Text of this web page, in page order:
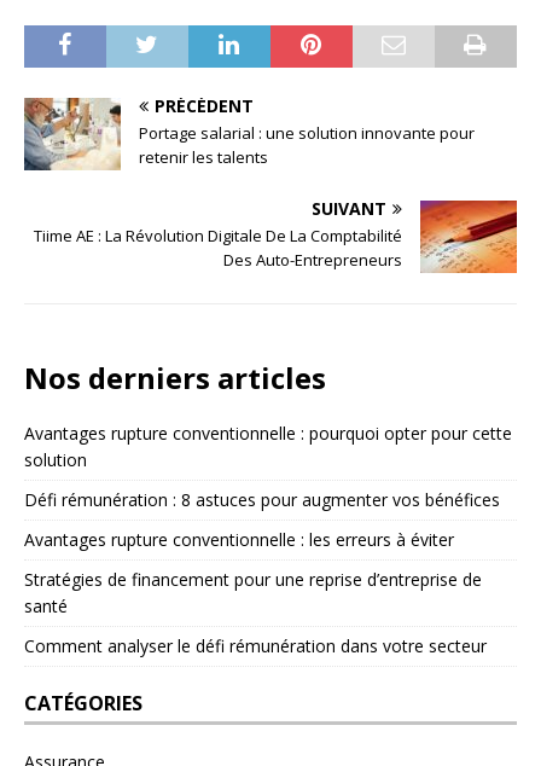
PRÉCÉDENT
Portage salarial : une solution innovante pour
retenir les talents
SUIVANT
Tiime AE : La Révolution Digitale De La Comptabilité
Des Auto-Entrepreneurs
Nos derniers articles
Avantages rupture conventionnelle : pourquoi opter pour cette
solution
Défi rémunération : 8 astuces pour augmenter vos bénéfices
Avantages rupture conventionnelle : les erreurs à éviter
Stratégies de financement pour une reprise d’entreprise de
santé
Comment analyser le défi rémunération dans votre secteur
CATÉGORIES
Assurance